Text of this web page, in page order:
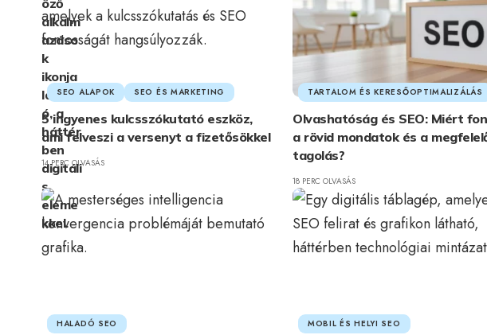
SEO ALAPOK SEO ÉS MARKETING
5 ingyenes kulcsszókutató eszköz,
ami felveszi a versenyt a fizetősökkel
14 PERC OLVASÁS
TARTALOM ÉS KERESŐOPTIMALIZÁLÁS
Olvashatóság és SEO: Miért
a rövid mondatok és a
tagolás?
18 PERC OLVASÁS
HALADÓ SEO MOBIL ÉS HELYI SEO